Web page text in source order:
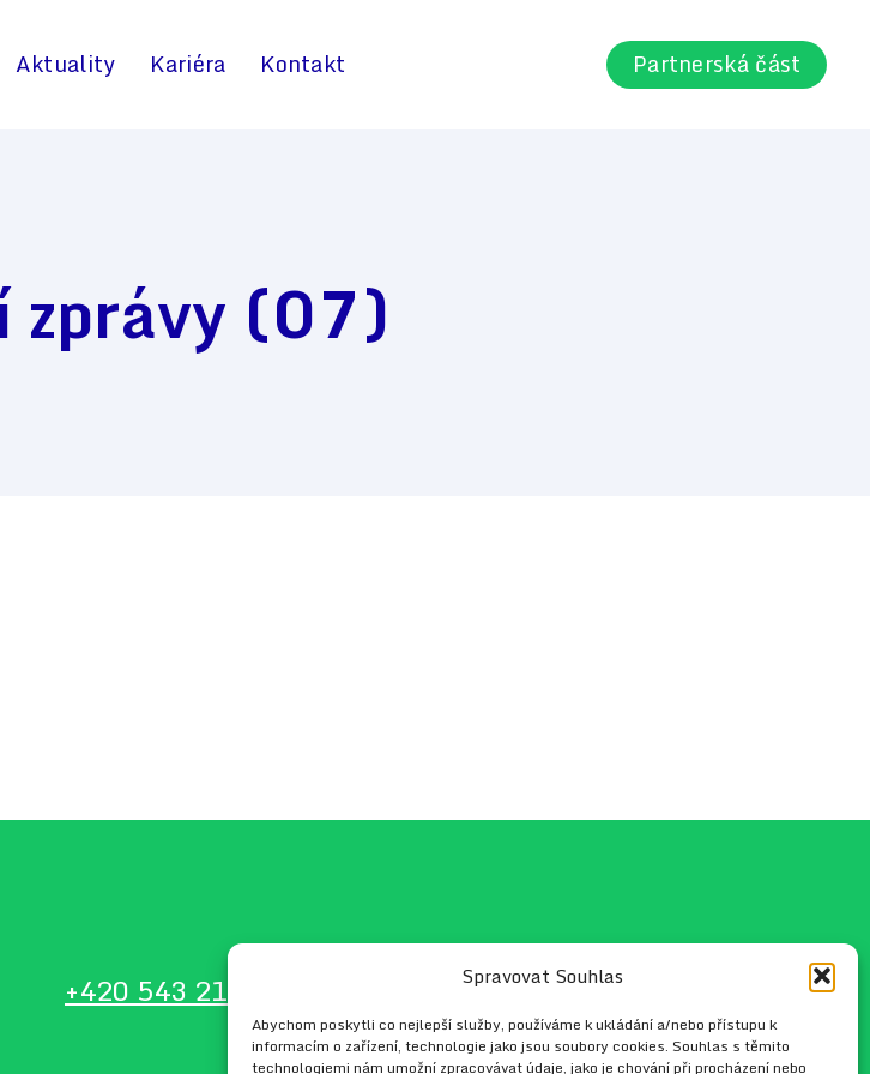
Spravovat Souhlas
Abychom poskytli co nejlepší služby, používáme k ukládání a/nebo přístupu k
informacím o zařízení, technologie jako jsou soubory cookies. Souhlas s těmito
technologiemi nám umožní zpracovávat údaje, jako je chování při procházení nebo
Aktuality Kariéra Kontakt Partnerská část
zprávy (07)
+420 543 210 134 info@hippo.cz